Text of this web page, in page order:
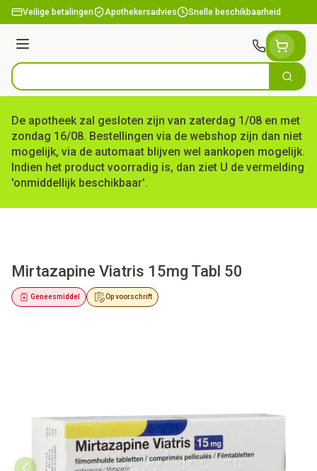
Ga naar de inhoud
Veilige betalingen Apothekersadvies Snelle beschikbaarheid
Menu
Product, merk, categorie... Zoek
De apotheek zal gesloten zijn van zaterdag 1/08 en met
zondag 16/08. Bestellingen via de webshop zijn dan niet
mogelijk, via de automaat blijven wel aankopen mogelijk.
Indien het product voorradig is, dan ziet U de vermelding
'onmiddellijk beschikbaar'.
Mirtazapine Viatris 15mg Tabl 50
Op voorschrift
Geneesmiddel